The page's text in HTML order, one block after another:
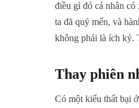
điều gì đó cá nhân
ta đã quý mến, và
không phải là ích kỷ.
Thay phiên
Có một kiểu thất bại